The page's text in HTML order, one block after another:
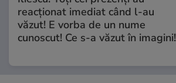
reacționat imediat când l-au
văzut! E vorba de un nume
cunoscut! Ce s-a văzut în imagini!